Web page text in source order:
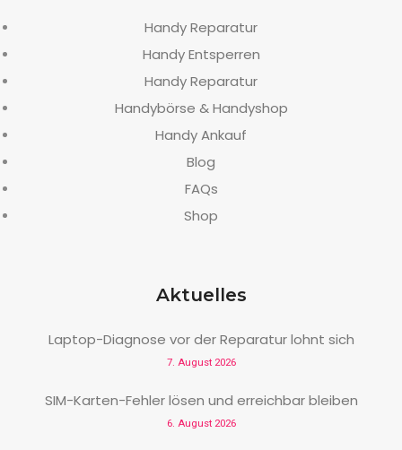
Handy Reparatur
Handy Entsperren
Handy Reparatur
Handybörse & Handyshop
Handy Ankauf
Blog
FAQs
Shop
Aktuelles
Laptop-Diagnose vor der Reparatur lohnt sich
7. August 2026
SIM-Karten-Fehler lösen und erreichbar bleiben
6. August 2026